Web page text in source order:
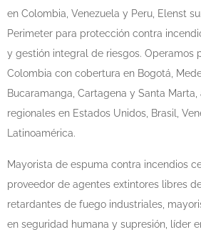
en Colombia, Venezuela y Peru, Elenst
Perimeter para protección contra
y gestión integral de riesgos. Operamos
Colombia con cobertura en Bogotá,
Bucaramanga, Cartagena y Santa
regionales en Estados Unidos, Brasil,
Latinoamérica.
Mayorista de espuma contra incendios
proveedor de agentes extintores libres
retardantes de fuego industriales,
en seguridad humana y supresión, líder